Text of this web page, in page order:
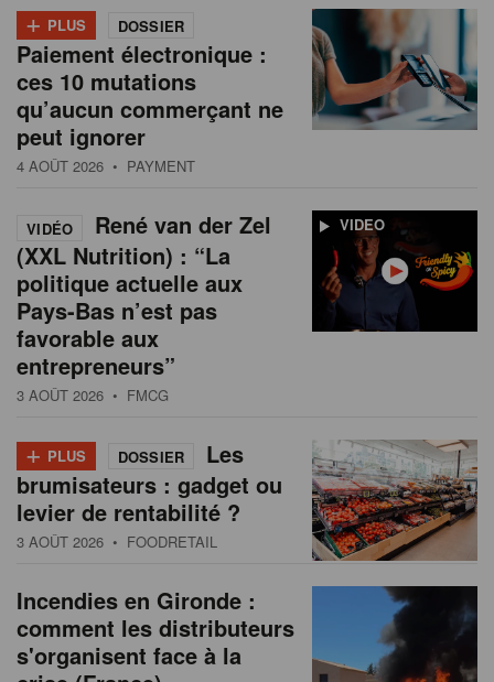
+ PLUS DOSSIER
Paiement électronique :
ces 10 mutations
qu’aucun commerçant ne
peut ignorer
4 AOÛT 2026 • PAYMENT
VIDEO
VIDÉO
René van der Zel
(XXL Nutrition) : “La
politique actuelle aux
Pays-Bas n’est pas
favorable aux
entrepreneurs”
3 AOÛT 2026 • FMCG
+ PLUS DOSSIER
Les
brumisateurs : gadget ou
levier de rentabilité ?
3 AOÛT 2026 • FOODRETAIL
Incendies en Gironde :
comment les distributeurs
s'organisent face à la